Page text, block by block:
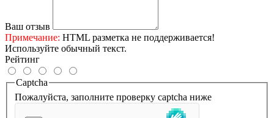
Ваш отзыв
Примечание: HTML разметка не поддерживается!
Используйте обычный текст.
Рейтинг
Captcha
Пожалуйста, заполните проверку captcha ниже